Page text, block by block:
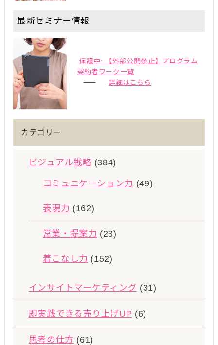
最新セミナー情報
保護中: 【外部公開禁止】プログラム
契約者ワーク一覧
詳細はこちら
カテゴリー
ビジュアル戦略 (384)
コミュニケーション力 (49)
表現力 (162)
営業・提案力 (23)
着こなし力 (152)
インサイトマーケティング (31)
即実践できる売り上げUP (6)
思考の仕方 (61)